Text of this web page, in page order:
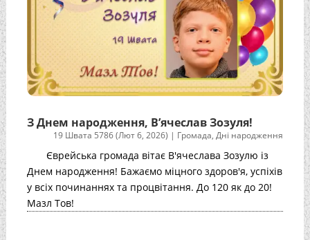
З Днем народження, В’ячеслав Зозуля!
19 Швата 5786 (Лют 6, 2026) | Громада,Дні народження
Єврейська громада вітає В'ячеслава Зозулю із
Днем народження! Бажаємо міцного здоров'я, успіхів
у всіх починаннях та процвітання. До 120 як до 20!
Мазл Тов!